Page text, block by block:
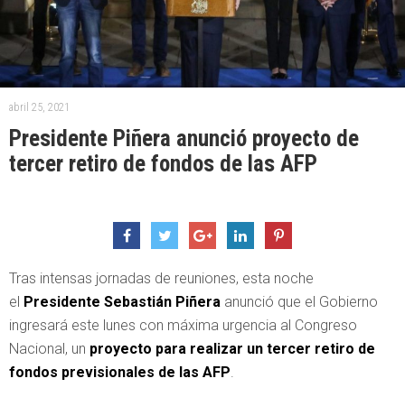
abril 25, 2021
Presidente Piñera anunció proyecto de
tercer retiro de fondos de las AFP
Tras intensas jornadas de reuniones, esta noche
el Presidente Sebastián Piñera anunció que el Gobierno
ingresará este lunes con máxima urgencia al Congreso
Nacional, un proyecto para realizar un tercer retiro de
fondos previsionales de las AFP